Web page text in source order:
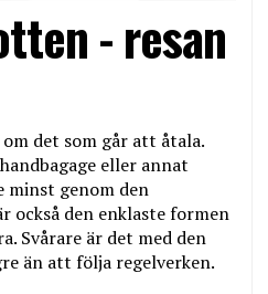
- resan
det som går att åtala.
eller annat
genom den
också den enklaste formen
Svårare är det med den
än att följa regelverken.